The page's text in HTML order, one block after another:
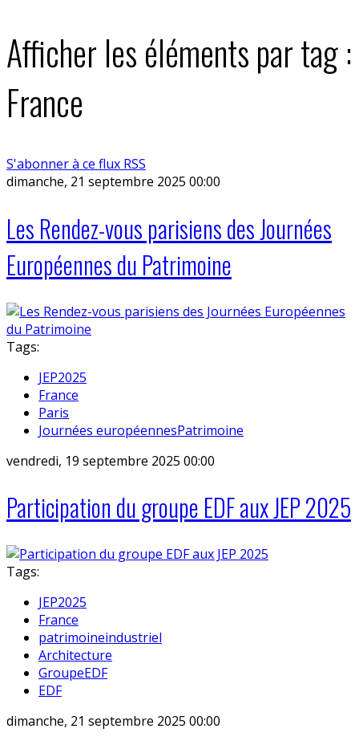
Afficher les éléments par tag :
France
S'abonner à ce flux RSS
dimanche, 21 septembre 2025 00:00
Les Rendez-vous parisiens des Journées
Européennes du Patrimoine
Tags:
JEP2025
France
Paris
Journées européennesPatrimoine
vendredi, 19 septembre 2025 00:00
Participation du groupe EDF aux JEP 2025
Tags:
JEP2025
France
patrimoineindustriel
Architecture
GroupeEDF
EDF
dimanche, 21 septembre 2025 00:00